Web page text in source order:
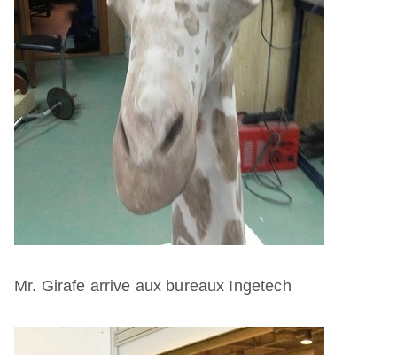
Mr. Girafe arrive aux bureaux Ingetech